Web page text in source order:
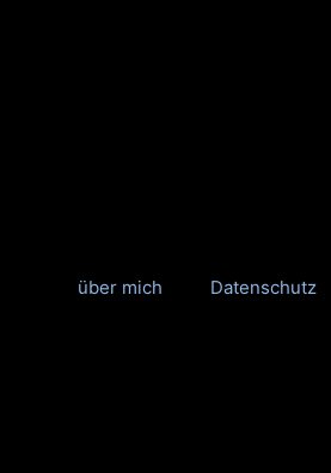
über mich Datenschutz